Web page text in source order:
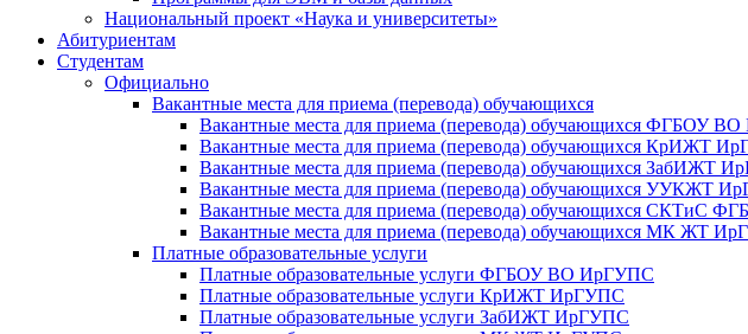
Национальный проект «Наука и университеты»
Абитуриентам
Студентам
Официально
Вакантные места для приема (перевода) обучающихся
Вакантные места для приема (перевода) обучающихся ФГБОУ
Вакантные места для приема (перевода) обучающихся КрИЖТ
Вакантные места для приема (перевода) обучающихся ЗабИЖТ
Вакантные места для приема (перевода) обучающихся УУКЖТ
Вакантные места для приема (перевода) обучающихся СКТиС
Вакантные места для приема (перевода) обучающихся МК ЖТ
Платные образовательные услуги
Платные образовательные услуги ФГБОУ ВО ИрГУПС
Платные образовательные услуги КрИЖТ ИрГУПС
Платные образовательные услуги ЗабИЖТ ИрГУПС